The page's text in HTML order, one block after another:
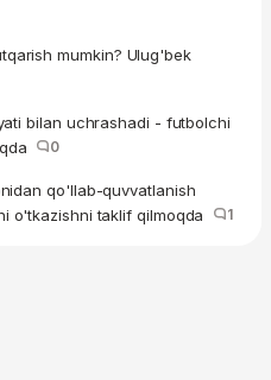
mumkin? Ulug'bek
bilan uchrashadi - futbolchi
0
qo'llab-quvvatlanish
o'tkazishni taklif qilmoqda
1